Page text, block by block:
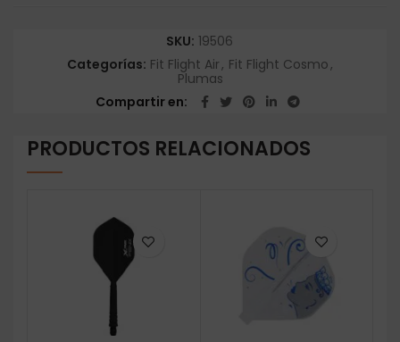
SKU: 19506
Categorías: Fit Flight Air, Fit Flight Cosmo,
Plumas
Compartir en
PRODUCTOS RELACIONADOS